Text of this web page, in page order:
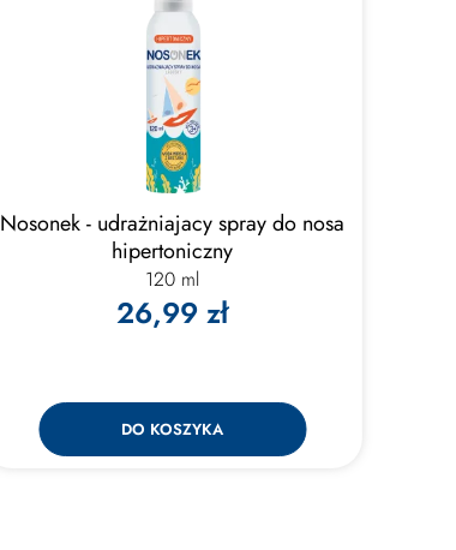
Nosonek - udrażniajacy spray do nosa
hipertoniczny
120 ml
26,99 zł
DO KOSZYKA